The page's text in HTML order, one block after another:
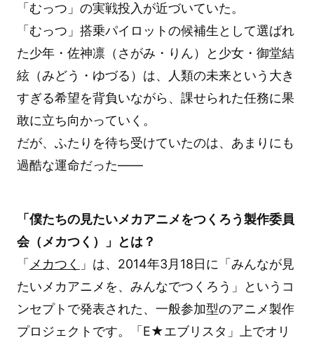
「むっつ」の実戦投入が近づいていた。
「むっつ」搭乗パイロットの候補生として選ばれ
た少年・佐神凛（さがみ・りん）と少女・御堂結
絃（みどう・ゆづる）は、人類の未来という大き
すぎる希望を背負いながら、課せられた任務に果
敢に立ち向かっていく。
だが、ふたりを待ち受けていたのは、あまりにも
過酷な運命だった――
「僕たちの見たいメカアニメをつくろう製作委員
会（メカつく）」とは？
「 メカつく 」は、2014年3月18日に「みんなが見
たいメカアニメを、みんなでつくろう」というコ
ンセプトで発表された、一般参加型のアニメ製作
プロジェクトです。「E★エブリスタ」上でオリ